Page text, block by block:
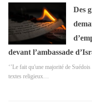
Des
devant l’ambassade
‘’Le fait qu'une majorité de
textes religieux…